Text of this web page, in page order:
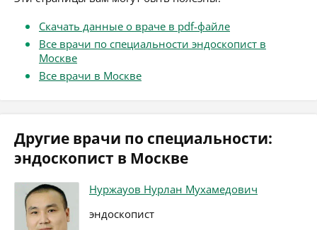
Скачать данные о враче в pdf-файле
Все врачи по специальности эндоскопист в
Москве
Все врачи в Москве
Другие врачи по специальности:
эндоскопист в Москве
Нуржауов Нурлан Мухамедович
эндоскопист